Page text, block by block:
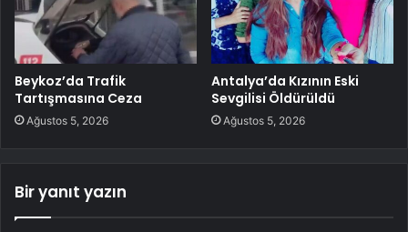
Beykoz’da Trafik
Tartışmasına Ceza
Ağustos 5, 2026
Antalya’da Kızının Eski
Sevgilisi Öldürüldü
Ağustos 5, 2026
Bir yanıt yazın